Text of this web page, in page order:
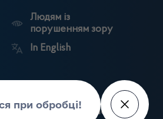
Людям із
порушенням зору
In English
Пошук